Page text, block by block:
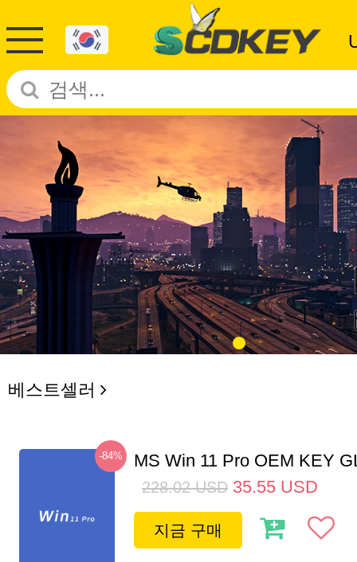
베스트셀러
-84% MS Win 11 Pro OEM KEY
228.02 USD 35.55 USD
지금 구매